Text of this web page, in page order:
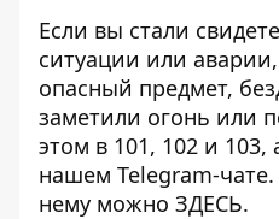
Если вы стали
ситуации или
опасный предмет,
заметили огонь или
этом в 101, 102 и
нашем Telegram-
нему можно ЗДЕСЬ.